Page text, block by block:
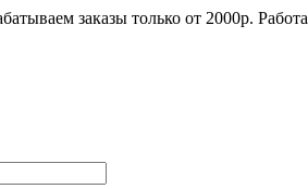
заказы только от 2000р.